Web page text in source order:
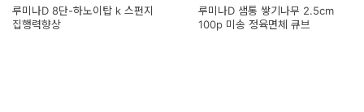
루미나D 8단-하노이탑 k 스펀지
집행력향상
루미나D 샘통 쌓기나무 2.5cm
100p 미송 정육면체 큐브